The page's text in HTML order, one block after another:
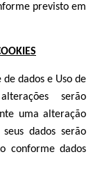
previsto em
dados e Uso de
serão
uma alteração
dados serão
conforme dados